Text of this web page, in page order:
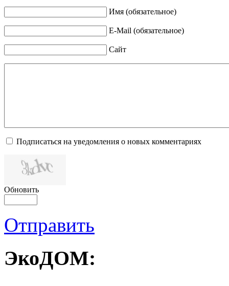
Имя (обязательное)
E-Mail (обязательное)
Сайт
Подписаться на уведомления о новых комментариях
Обновить
Отправить
ЭкоДОМ: